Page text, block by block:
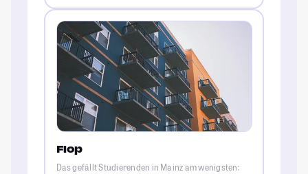
Flop
Das gefällt Studierenden in Mainz am wenigsten: